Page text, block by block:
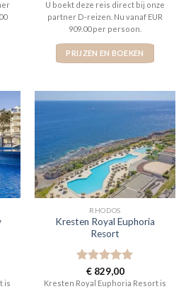
U boekt deze reis direct bij onze
partner D-reizen. Nu vanaf EUR
909.00 per persoon.
PRIJZEN EN BOEKEN
is
RHODOS
Kresten Royal Euphoria
Resort
Gewaardeerd
5uit 5
€829,00
Kresten Royal Euphoria Resort is